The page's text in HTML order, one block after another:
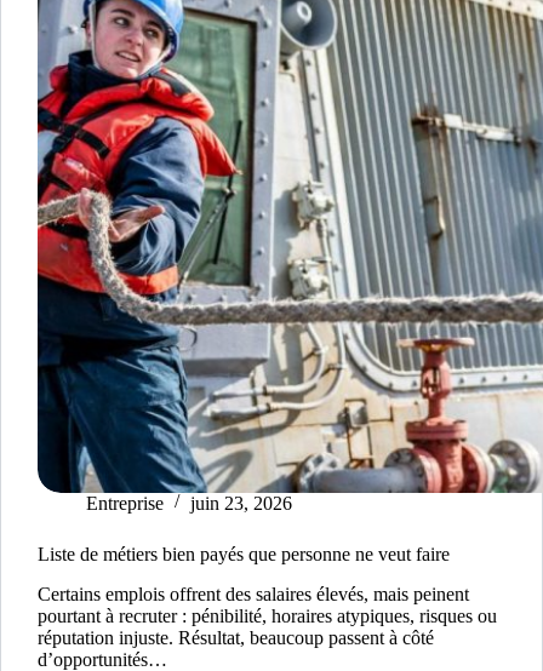
Entreprise juin 23, 2026
Liste de métiers bien payés que personne ne veut faire
Certains emplois offrent des salaires élevés, mais peinent
pourtant à recruter : pénibilité, horaires atypiques, risques ou
réputation injuste. Résultat, beaucoup passent à côté
d’opportunités…